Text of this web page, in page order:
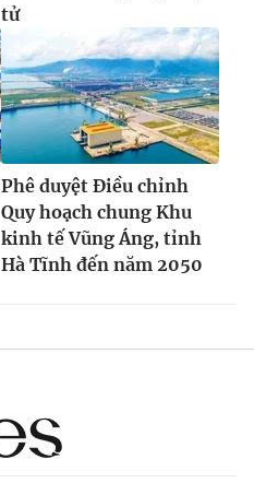
tử
Phê duyệt Điều chỉnh
Quy hoạch chung Khu
kinh tế Vũng Áng, tỉnh
Hà Tĩnh đến năm 2050